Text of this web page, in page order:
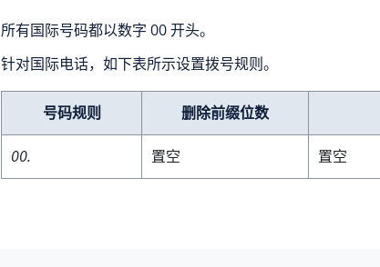
所有国际号码都以数字 00 开头。
针对国际电话，如下表所示设置拨号规则。
号码规则 删除前缀位数
00. 置空 置空